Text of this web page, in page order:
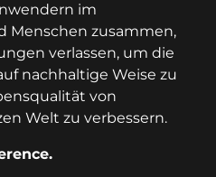
im
Menschen zusammen,
verlassen, um die
nachhaltige Weise zu
von
Welt zu verbessern.